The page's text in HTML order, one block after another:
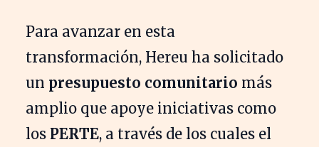
Para avanzar en esta
transformación, Hereu ha solicitado
un presupuesto comunitario más
amplio que apoye iniciativas como
los PERTE, a través de los cuales el